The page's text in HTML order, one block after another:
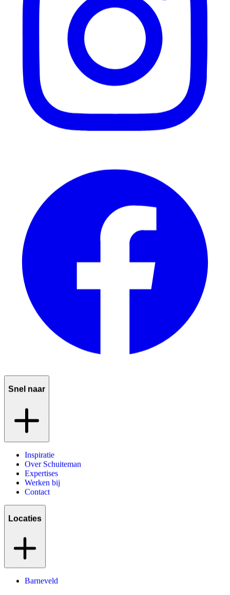
Snel naar
Inspiratie
Over Schuiteman
Expertises
Werken bij
Contact
Locaties
Barneveld